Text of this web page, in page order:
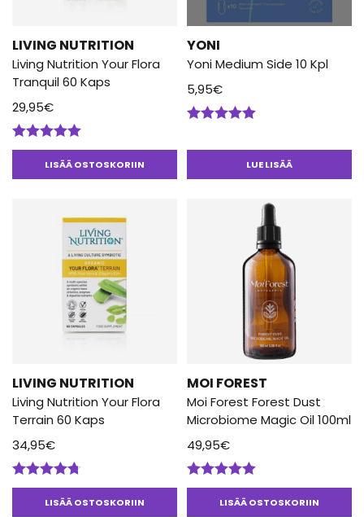
LIVING NUTRITION
Living Nutrition Your Flora
Tranquil 60 Kaps
29,95€
Arvostelu
tuotteesta:LISÄÄ OSTOSKORIIN
YONI
Yoni Medium Side 10 Kpl
5,95€
LUE LISÄÄ
LIVING NUTRITION
Living Nutrition Your Flora
Terrain 60 Kaps
34,95€
Arvostelu
tuotteesta:LISÄÄ OSTOSKORIIN
MOI FOREST
Moi Forest Forest Dust
Microbiome Magic Oil 100ml
49,95€
Arvostelu
tuotteesta:LISÄÄ OSTOSKORIIN